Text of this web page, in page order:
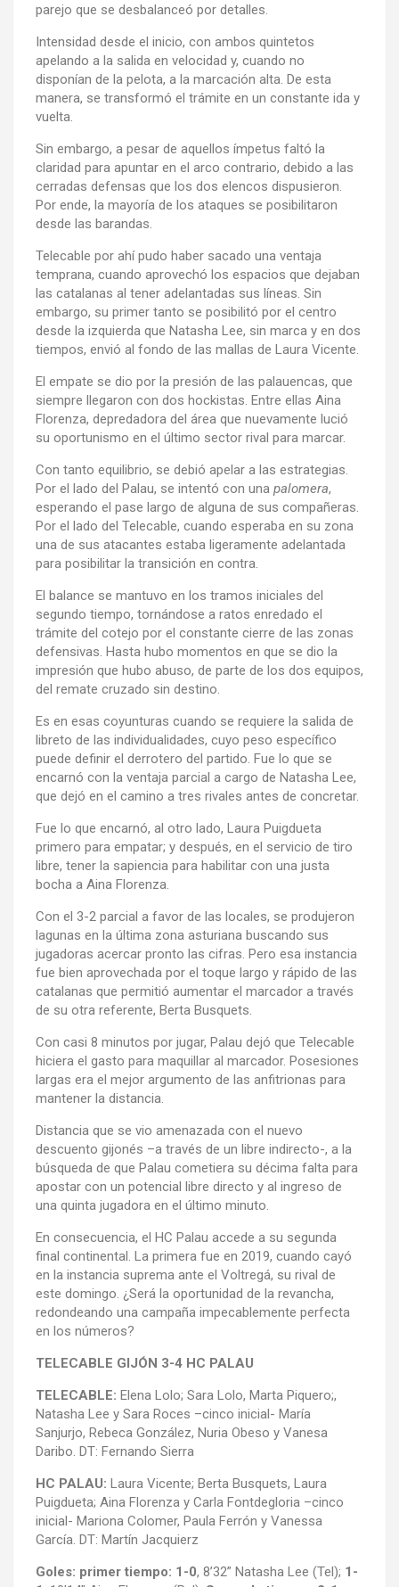
parejo que se desbalanceó por detalles.
Intensidad desde el inicio, con ambos quintetos
apelando a la salida en velocidad y, cuando no
disponían de la pelota, a la marcación alta. De esta
manera, se transformó el trámite en un constante ida y
vuelta.
Sin embargo, a pesar de aquellos ímpetus faltó la
claridad para apuntar en el arco contrario, debido a las
cerradas defensas que los dos elencos dispusieron.
Por ende, la mayoría de los ataques se posibilitaron
desde las barandas.
Telecable por ahí pudo haber sacado una ventaja
temprana, cuando aprovechó los espacios que dejaban
las catalanas al tener adelantadas sus líneas. Sin
embargo, su primer tanto se posibilitó por el centro
desde la izquierda que Natasha Lee, sin marca y en dos
tiempos, envió al fondo de las mallas de Laura Vicente.
El empate se dio por la presión de las palauencas, que
siempre llegaron con dos hockistas. Entre ellas Aina
Florenza, depredadora del área que nuevamente lució
su oportunismo en el último sector rival para marcar.
Con tanto equilibrio, se debió apelar a las estrategias.
Por el lado del Palau, se intentó con una palomera,
esperando el pase largo de alguna de sus compañeras.
Por el lado del Telecable, cuando esperaba en su zona
una de sus atacantes estaba ligeramente adelantada
para posibilitar la transición en contra.
El balance se mantuvo en los tramos iniciales del
segundo tiempo, tornándose a ratos enredado el
trámite del cotejo por el constante cierre de las zonas
defensivas. Hasta hubo momentos en que se dio la
impresión que hubo abuso, de parte de los dos equipos,
del remate cruzado sin destino.
Es en esas coyunturas cuando se requiere la salida de
libreto de las individualidades, cuyo peso específico
puede definir el derrotero del partido. Fue lo que se
encarnó con la ventaja parcial a cargo de Natasha Lee,
que dejó en el camino a tres rivales antes de concretar.
Fue lo que encarnó, al otro lado, Laura Puigdueta
primero para empatar; y después, en el servicio de tiro
libre, tener la sapiencia para habilitar con una justa
bocha a Aina Florenza.
Con el 3-2 parcial a favor de las locales, se produjeron
lagunas en la última zona asturiana buscando sus
jugadoras acercar pronto las cifras. Pero esa instancia
fue bien aprovechada por el toque largo y rápido de las
catalanas que permitió aumentar el marcador a través
de su otra referente, Berta Busquets.
Con casi 8 minutos por jugar, Palau dejó que Telecable
hiciera el gasto para maquillar al marcador. Posesiones
largas era el mejor argumento de las anfitrionas para
mantener la distancia.
Distancia que se vio amenazada con el nuevo
descuento gijonés –a través de un libre indirecto-, a la
búsqueda de que Palau cometiera su décima falta para
apostar con un potencial libre directo y al ingreso de
una quinta jugadora en el último minuto.
En consecuencia, el HC Palau accede a su segunda
final continental. La primera fue en 2019, cuando cayó
en la instancia suprema ante el Voltregá, su rival de
este domingo. ¿Será la oportunidad de la revancha,
redondeando una campaña impecablemente perfecta
en los números?
TELECABLE GIJÓN 3-4 HC PALAU
TELECABLE: Elena Lolo; Sara Lolo, Marta Piquero;,
Natasha Lee y Sara Roces –cinco inicial- María
Sanjurjo, Rebeca González, Nuria Obeso y Vanesa
Daribo. DT: Fernando Sierra
HC PALAU: Laura Vicente; Berta Busquets, Laura
Puigdueta; Aina Florenza y Carla Fontdegloria –cinco
inicial- Mariona Colomer, Paula Ferrón y Vanessa
García. DT: Martín Jacquierz
Goles: primer tiempo: 1-0, 8’32” Natasha Lee (Tel); 1-